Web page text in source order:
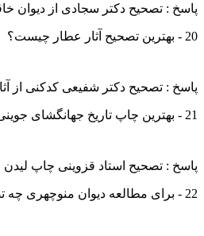
پاسخ : تصحیح دکتر سجادی از دیوان
20 - بهترین تصحیح آثار عطار چیست؟
پاسخ : تصحیح دکتر شفیعی کدکنی از
21 - بهترین چاپ تاریخ جهانگشای جوینی چیست؟
پاسخ : تصحیح استاد قزوینی چاپ لیدن
22 - برای مطالعه دیوان منوچهری چه تصحیحی در دسترس است؟